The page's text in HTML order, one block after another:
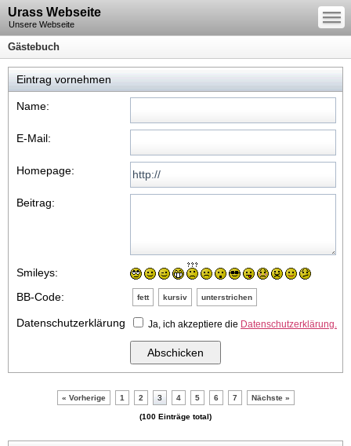
Urass Webseite
Unsere Webseite
—
—
—
Gästebuch
Eintrag vornehmen
Name:
E-Mail:
Homepage:
Beitrag:
Smileys:
BB-Code:
fett kursiv unterstrichen
Datenschutzerklärung Ja, ich akzeptiere die Datenschutzerklärung.
« Vorherige 1 2 3 4 5 6 7 Nächste »
(100 Einträge total)